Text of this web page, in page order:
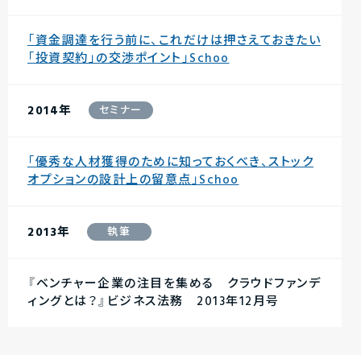
「資金調達を行う前に、これだけは押さえておきたい
「投資契約」の交渉ポイント」Schoo
2014年 セミナー
「優秀な人材獲得のために知っておくべき、ストック
オプションの設計上の留意点」Schoo
2013年 執筆
『ベンチャー企業の注目を集める クラウドファンデ
ィングとは？』ビジネス法務 2013年12月号